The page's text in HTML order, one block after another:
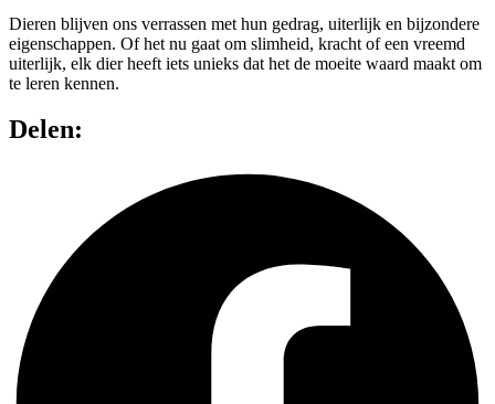
Dieren blijven ons verrassen met hun gedrag, uiterlijk en bijzondere
eigenschappen. Of het nu gaat om slimheid, kracht of een vreemd
uiterlijk, elk dier heeft iets unieks dat het de moeite waard maakt om
te leren kennen.
Delen: